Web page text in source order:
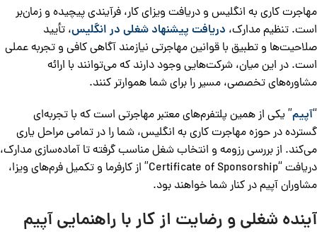
مهاجرت کاری به انگلیس و دریافت ویزای کار، فرآیندی پیچیده و زمان‌بر
است. تنظیم مدارک، دریافت پیشنهاد شغلی در انگلیس، تأیید
صلاحیت‌ها و تطبیق با قوانین مهاجرتی نیازمند آگاهی کافی و تجربه عملی
است. در این میان، شرکت‌هایی وجود دارند که می‌توانند با ارائه
مشاوره‌های تخصصی، مسیر را برای شما هموارتر کنند.
“آپیم” یکی از همین پلتفرم‌های معتبر مهاجرتی است که با تجربه‌ای
گسترده در حوزه مهاجرت کاری به انگلیس، شما را در تمامی مراحل یاری
می‌کند. از بررسی رزومه و انتخاب شغل مناسب گرفته تا آماده‌سازی مدارک،
دریافت “Certificate of Sponsorship” از کارفرما و تکمیل فرم‌های ویزا،
مشاوران آپیم در کنار شما خواهند بود.
آینده شغلی و رضایت از کار با راهنمایی آپیم